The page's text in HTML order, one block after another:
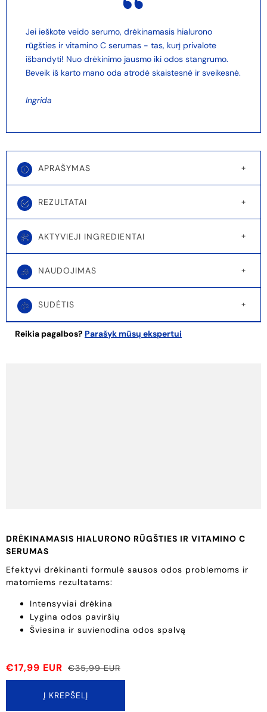
Jei ieškote veido serumo, drėkinamasis hialurono
rūgšties ir vitamino C serumas - tas, kurį privalote
išbandyti! Nuo drėkinimo jausmo iki odos stangrumo.
Beveik iš karto mano oda atrodė skaistesnė ir sveikesnė.
Ingrida
APRAŠYMAS
REZULTATAI
AKTYVIEJI INGREDIENTAI
NAUDOJIMAS
SUDĖTIS
Reikia pagalbos? Parašyk mūsų ekspertui
DRĖKINAMASIS HIALURONO RŪGŠTIES IR VITAMINO C
SERUMAS
Efektyvi drėkinanti formulė sausos odos problemoms ir
matomiems rezultatams:
Intensyviai drėkina
Lygina odos paviršių
Šviesina ir suvienodina odos spalvą
€17,99 EUR €35,99 EUR
Į KREPŠELĮ